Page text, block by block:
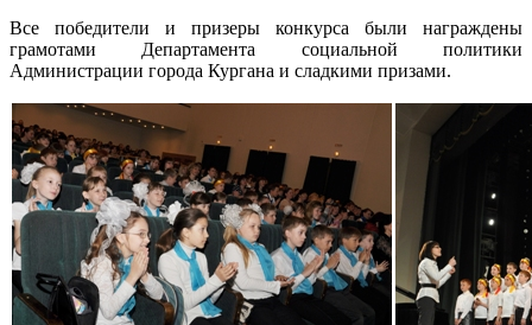
Все победители и призеры конкурса были награждены
грамотами Департамента социальной политики
Администрации города Кургана и сладкими призами.